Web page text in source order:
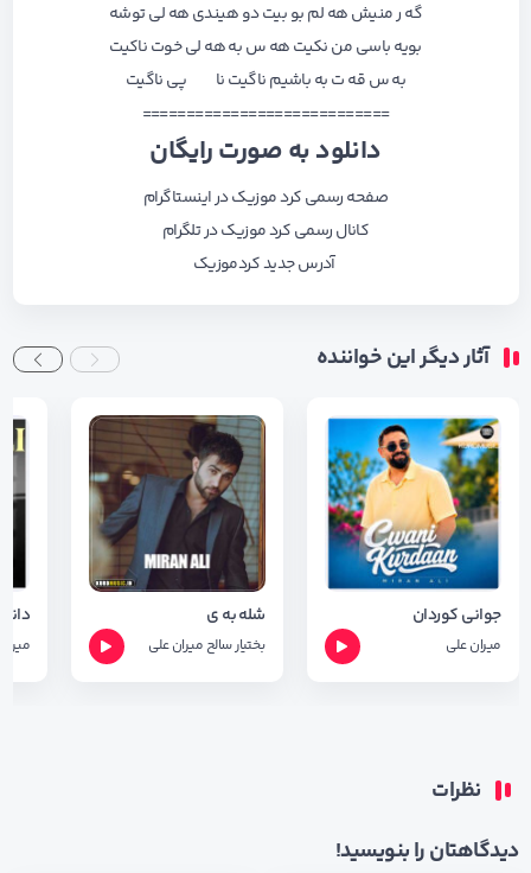
گه ر منیش هه لم بو بیت دو هیندی هه لی توشه
بویه باسی من نکیت هه س به هه لی خوت ناکیت
به س قه ت به باشیم ناگیت نا پی ناگیت
============================
دانلود به صورت رایگان
صفحه رسمی کرد موزیک در اینستاگرام
کانال رسمی کرد موزیک در تلگرام
آدرس جدید کردموزیک
آثار دیگر این خواننده
جوانی کوردان
میران علی
شله به ی
بختیار سالح میران علی
نظرات
دیدگاهتان را بنویسید!